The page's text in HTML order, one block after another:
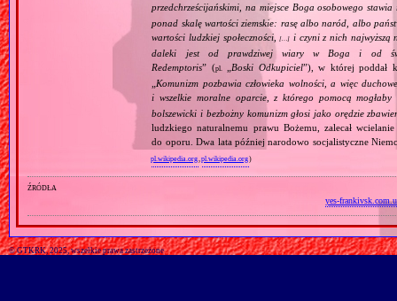
przedchrześcijańskimi, na miejsce Boga osobowego
ponad skalę wartości ziemskie: rasę albo naród, albo
wartości ludzkiej społeczności,[…] i czyni z nich najwyższą
daleki jest od prawdziwej wiary w Boga i od
Redemptoris” (pl. Boski Odkupiciel”), w której poddał
Komunizm pozbawia człowieka wolności, a więc
i wszelkie moralne oparcie, z którego pomocą
bolszewicki i bezbożny komunizm głosi jako orędzie
ludzkiego naturalnemu prawu Bożemu, zalecał
do oporu. Dwa lata później narodowo socjalistyczne
pl.wikipedia.org,pl.wikipedia.org)
źródła
yes-
© GTKRK, 2025, wszelkie prawa zastrzeżone